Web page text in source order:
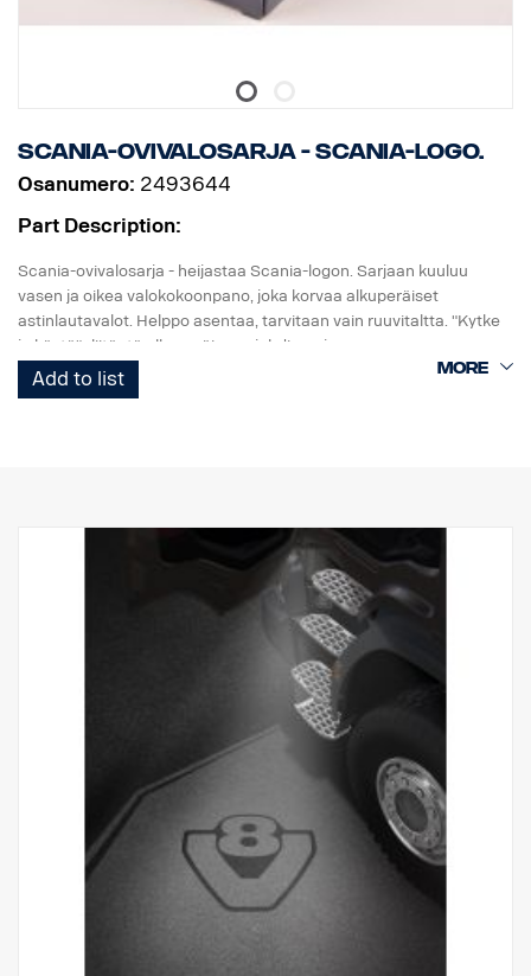
Scania-ovivalosarja - Scania-logo.
Osanumero: 2493644
Part Description:
Scania-ovivalosarja - heijastaa Scania-logon. Sarjaan kuuluu
vasen ja oikea valokokoonpano, joka korvaa alkuperäiset
astinlautavalot. Helppo asentaa, tarvitaan vain ruuvitaltta. "Kytke
ja käytä" -liitäntä alkuperäiseen johdinsarjaan.
Huomaa. Sopii vain kuorma-autoihin, joissa on tehdasasenteiset
Add to list